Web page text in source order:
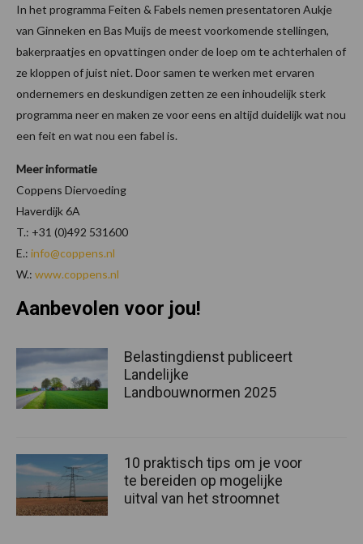
In het programma Feiten & Fabels nemen presentatoren Aukje
van Ginneken en Bas Muijs de meest voorkomende stellingen,
bakerpraatjes en opvattingen onder de loep om te achterhalen of
ze kloppen of juist niet. Door samen te werken met ervaren
ondernemers en deskundigen zetten ze een inhoudelijk sterk
programma neer en maken ze voor eens en altijd duidelijk wat nou
een feit en wat nou een fabel is.
Meer informatie
Coppens Diervoeding
Haverdijk 6A
T.: +31 (0)492 531600
E.: info@coppens.nl
W.: www.coppens.nl
Aanbevolen voor jou!
Belastingdienst publiceert
Landelijke
Landbouwnormen 2025
10 praktisch tips om je voor
te bereiden op mogelijke
uitval van het stroomnet